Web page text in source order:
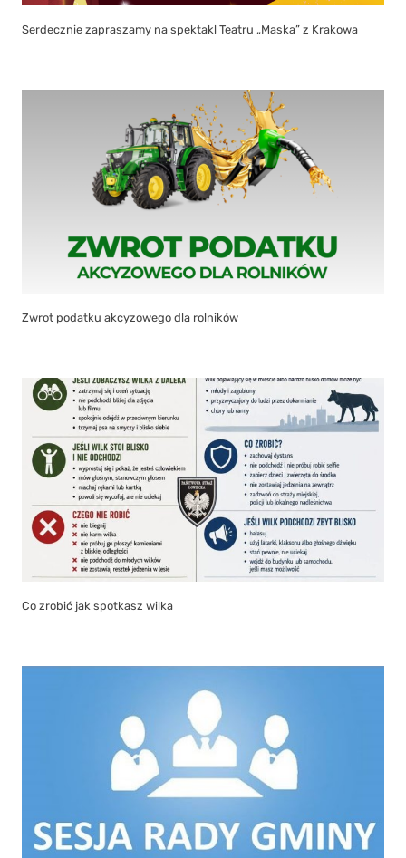
Serdecznie zapraszamy na spektakl Teatru „Maska” z Krakowa
Zwrot podatku akcyzowego dla rolników
Co zrobić jak spotkasz wilka